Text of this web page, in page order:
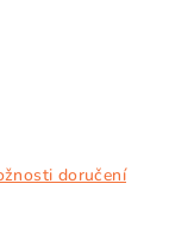
doručení